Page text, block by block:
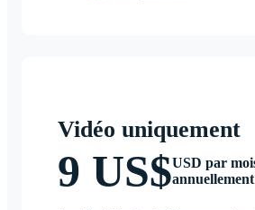
Vidéo uniquement
9 US$USD par
annuellement